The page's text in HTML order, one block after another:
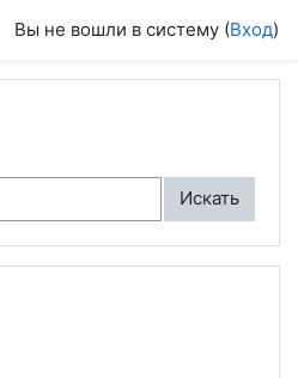
Вы не вошли в систему (Вход)
Искать